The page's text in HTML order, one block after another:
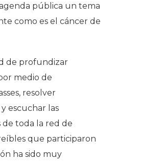
pública un tema
como es el cáncer de
de profundizar
medio de
, resolver
escuchar las
de toda la red de
que participaron
ha sido muy